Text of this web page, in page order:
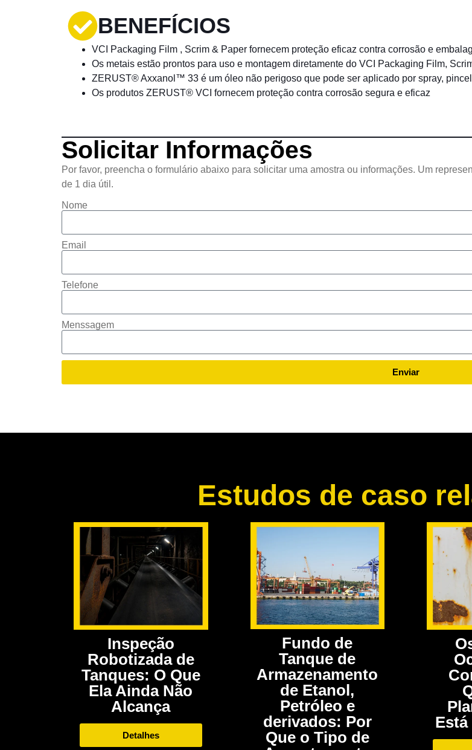
BENEFÍCIOS
VCI Packaging Film , Scrim & Paper fornecem proteção eficaz contra corrosão e
Os metais estão prontos para uso e montagem diretamente do VCI Packaging Film,
ZERUST® Axxanol™ 33 é um óleo não perigoso que pode ser aplicado por spray,
Os produtos ZERUST® VCI fornecem proteção contra corrosão segura e eficaz
Solicitar Informações
Por favor, preencha o formulário abaixo para solicitar uma amostra ou informações. Um
de 1 dia útil.
Nome
Email
Telefone
Menssagem
Enviar
Estudos de caso
Inspeção
Robotizada de
Tanques: O Que
Ela Ainda Não
Alcança
Detalhes
Fundo de
Tanque de
Armazenamento
de Etanol,
Petróleo e
derivados: Por
Que o Tipo de